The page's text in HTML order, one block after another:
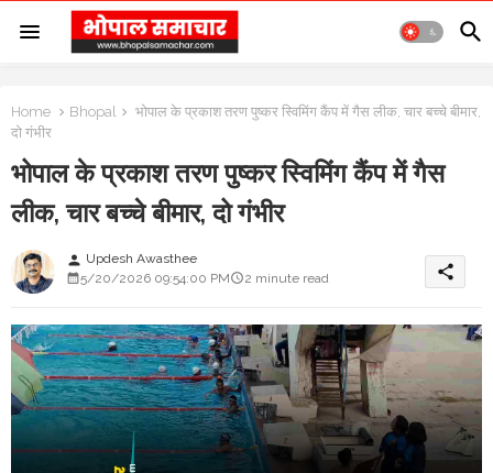
Home Bhopal
भोपाल के प्रकाश तरण पुष्कर स्विमिंग कैंप में गैस लीक, चार बच्चे बीमार,
दो गंभीर
भोपाल के प्रकाश तरण पुष्कर स्विमिंग कैंप में गैस
लीक, चार बच्चे बीमार, दो गंभीर
person Updesh Awasthee
5/20/2026 09:54:00 PM
2 minute read share